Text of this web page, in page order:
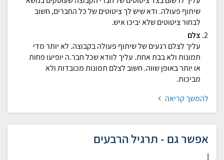
שיתוף פעולה. ודא שיש לך ציטוטים של כל החברים, חשוב
לבחור ציטוטים שלא יביכו איש.
צלם
עליך לצלם רגעים של שיתוף פעולה בקבוצה. לא יותר מדי
תמונות ולא בבת אחת. עליך לוודא שכל חבר.ה יופיעו פחות
או יותר באופן שווה. חשוב לצלם תמונות מכובדות ולא
מביכות.
להמשך קריאה
אפשר גם - תרגיל הרבעים